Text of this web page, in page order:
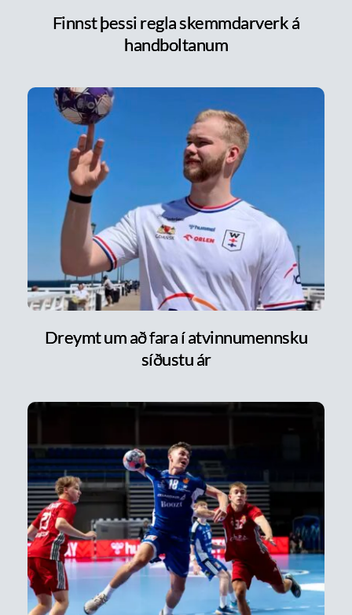
Finnst þessi regla skemmdarverk á
handboltanum
Dreymt um að fara í atvinnumennsku
síðustu ár